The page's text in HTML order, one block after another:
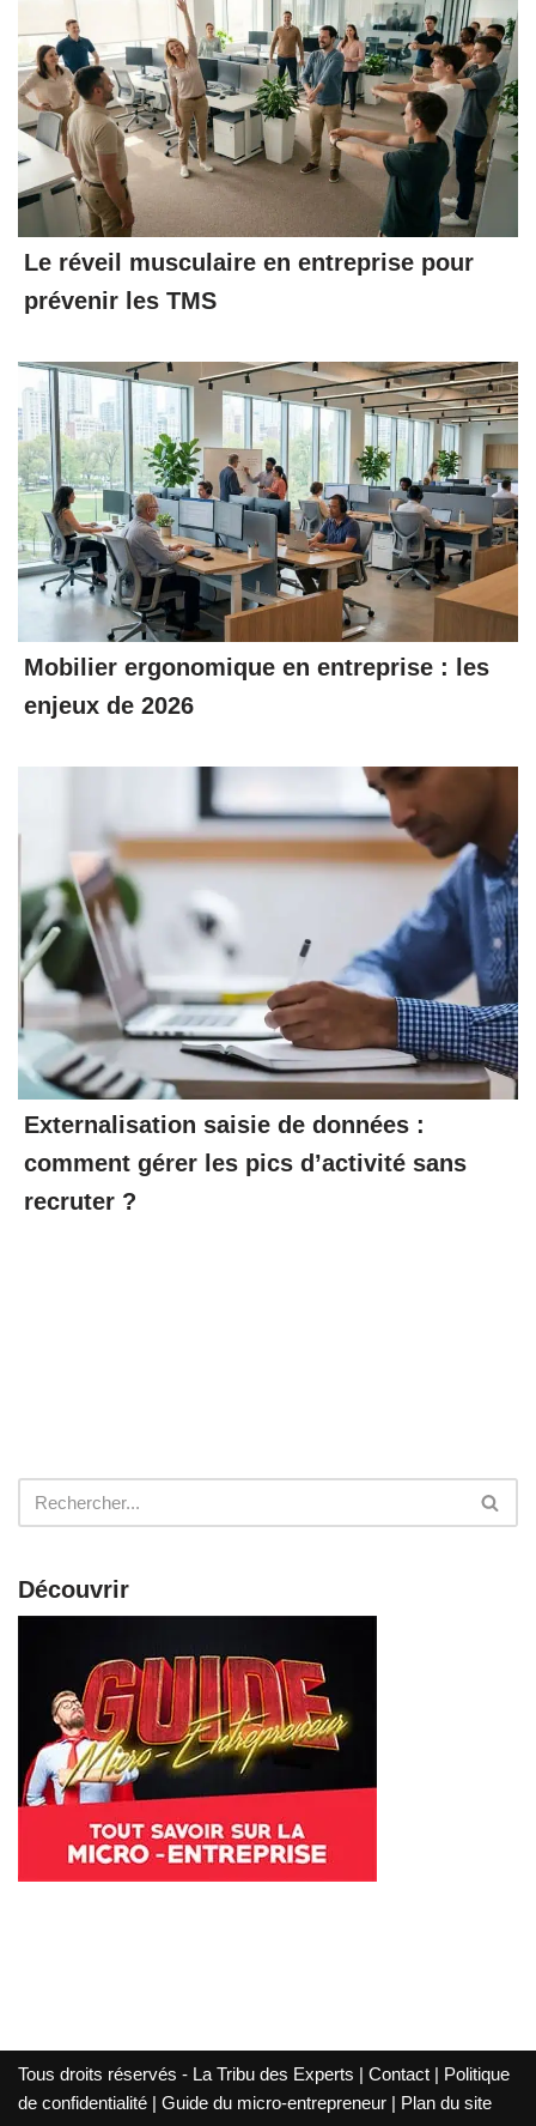
Le réveil musculaire en entreprise pour
prévenir les TMS
Mobilier ergonomique en entreprise : les
enjeux de 2026
Externalisation saisie de données :
comment gérer les pics d’activité sans
recruter ?
Découvrir
Tous droits réservés - La Tribu des Experts | Contact | Politique
de confidentialité | Guide du micro-entrepreneur | Plan du site